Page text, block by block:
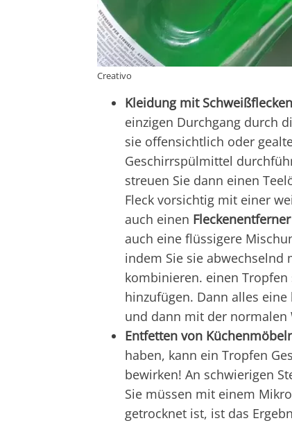
Creativo
Kleidung mit Schweißflecken
einzigen Durchgang durch
sie offensichtlich oder
Geschirrspülmittel
streuen Sie dann einen
Fleck vorsichtig mit einer
auch einen Fleckenentferner
auch eine flüssigere
indem Sie sie abwechselnd
kombinieren. einen
hinzufügen. Dann alles
und dann mit der normalen
Entfetten von
haben, kann ein Tropfen
bewirken! An schwierigen
Sie müssen mit einem
getrocknet ist, ist das